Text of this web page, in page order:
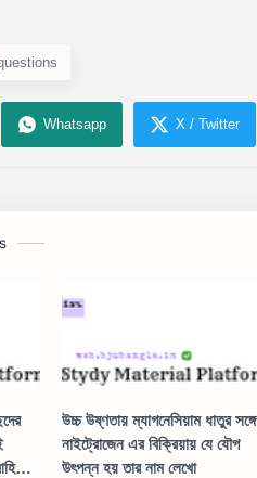
উচ্চ উষ্ণতায় ম্যাগনেসিয়াম ধাতুর সঙ্গে
নাইট্রোজেন এর বিক্রিয়ায় যে যৌগ
উৎপন্ন হয় তার নাম লেখো